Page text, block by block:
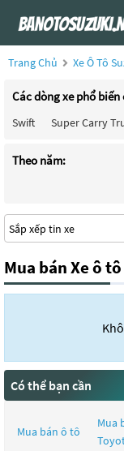
Trang Chủ Xe Ô Tô
Các dòng xe phổ biến
Swift Super Carry
Theo năm:
Mua bán Xe ô
Có thể bạn cần
Mua bán ô tô
Mua